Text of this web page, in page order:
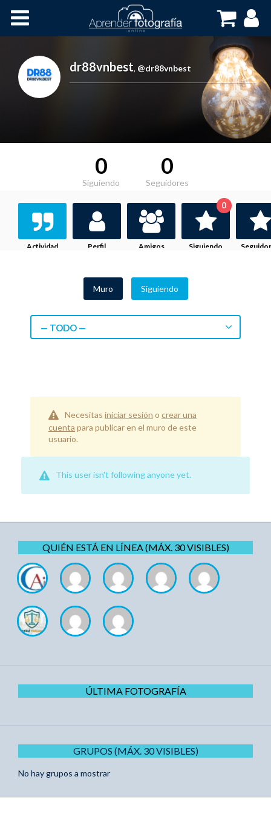
Cursos OnLine
dr88vnbest, @dr88vnbest
0
Siguiendo
0
Seguidores
Actividad Perfil Amigos Siguiendo
0
Muro Siguiendo
— TODO —
Necesitas iniciar sesión o crear una
cuenta para publicar en el muro de este
usuario.
This user isn't following anyone yet.
QUIÉN ESTÁ EN LÍNEA (MÁX. 30 VISIBLES)
ÚLTIMA FOTOGRAFÍA
GRUPOS (MÁX. 30 VISIBLES)
No hay grupos a mostrar